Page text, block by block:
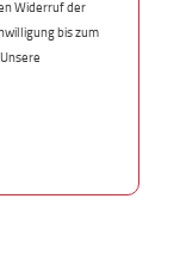
Widerruf der
bis zum